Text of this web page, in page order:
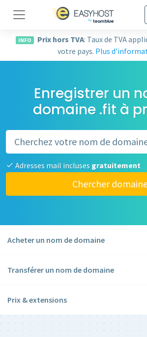
Navigation
INFO Prix hors TVA: Taux de TVA
votre pays. Plus
Enregistrer un
domaine .fit à
Adresses mail incluses gratuitement
Chercher
Acheter un nom de domaine
Transférer un nom de domaine
Prix & extensions